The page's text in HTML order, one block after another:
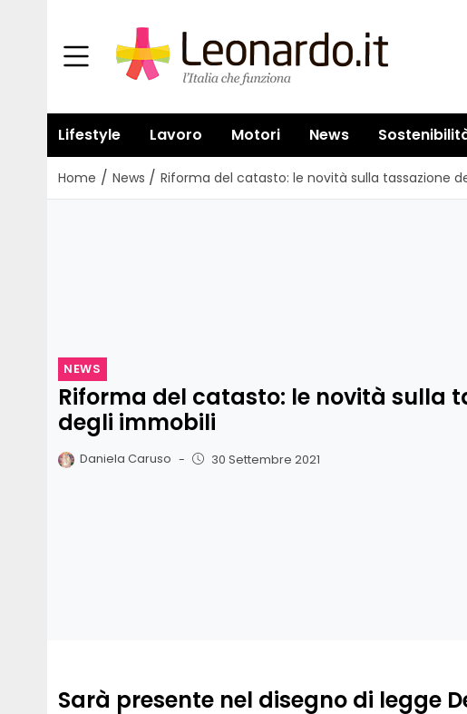
Lifestyle Lavoro Motori News
Home / News / Riforma del catasto: le novità sulla tassazione
NEWS
Riforma del catasto: le novità sulla
degli immobili
Daniela Caruso - 30 Settembre 2021
Sarà presente nel disegno di legge